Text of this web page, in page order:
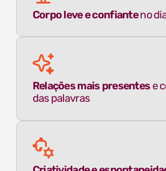
Corpo leve e confianteno
Relações mais presentese
das palavras